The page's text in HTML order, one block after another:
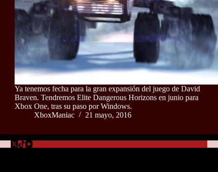
Ya tenemos fecha para la gran expansión del juego de David
Braven. Tendremos Elite Dangerous Horizons en junio para
Xbox One, tras su paso por Windows.
XboxManiac
21 mayo, 2016